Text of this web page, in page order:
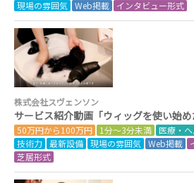
現場の雰囲気
Web掲載 インタビュー形式
株式会社スヴェンソン
サービス紹介動画「ウィッグを使い始め
50万円から100万円 1分～3分未満 医療・
技術力 最新設備 現場の雰囲気 Web掲載
芝居形式